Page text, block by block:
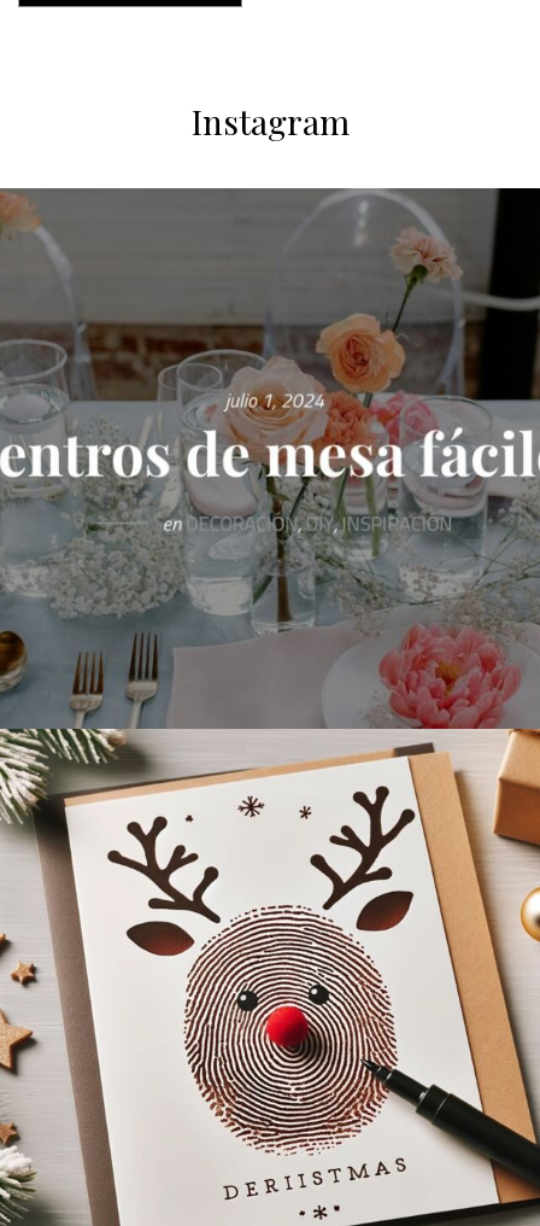
Instagram